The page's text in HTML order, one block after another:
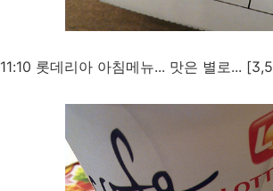
11:10 롯데리아 아침메뉴... 맛은 별로...